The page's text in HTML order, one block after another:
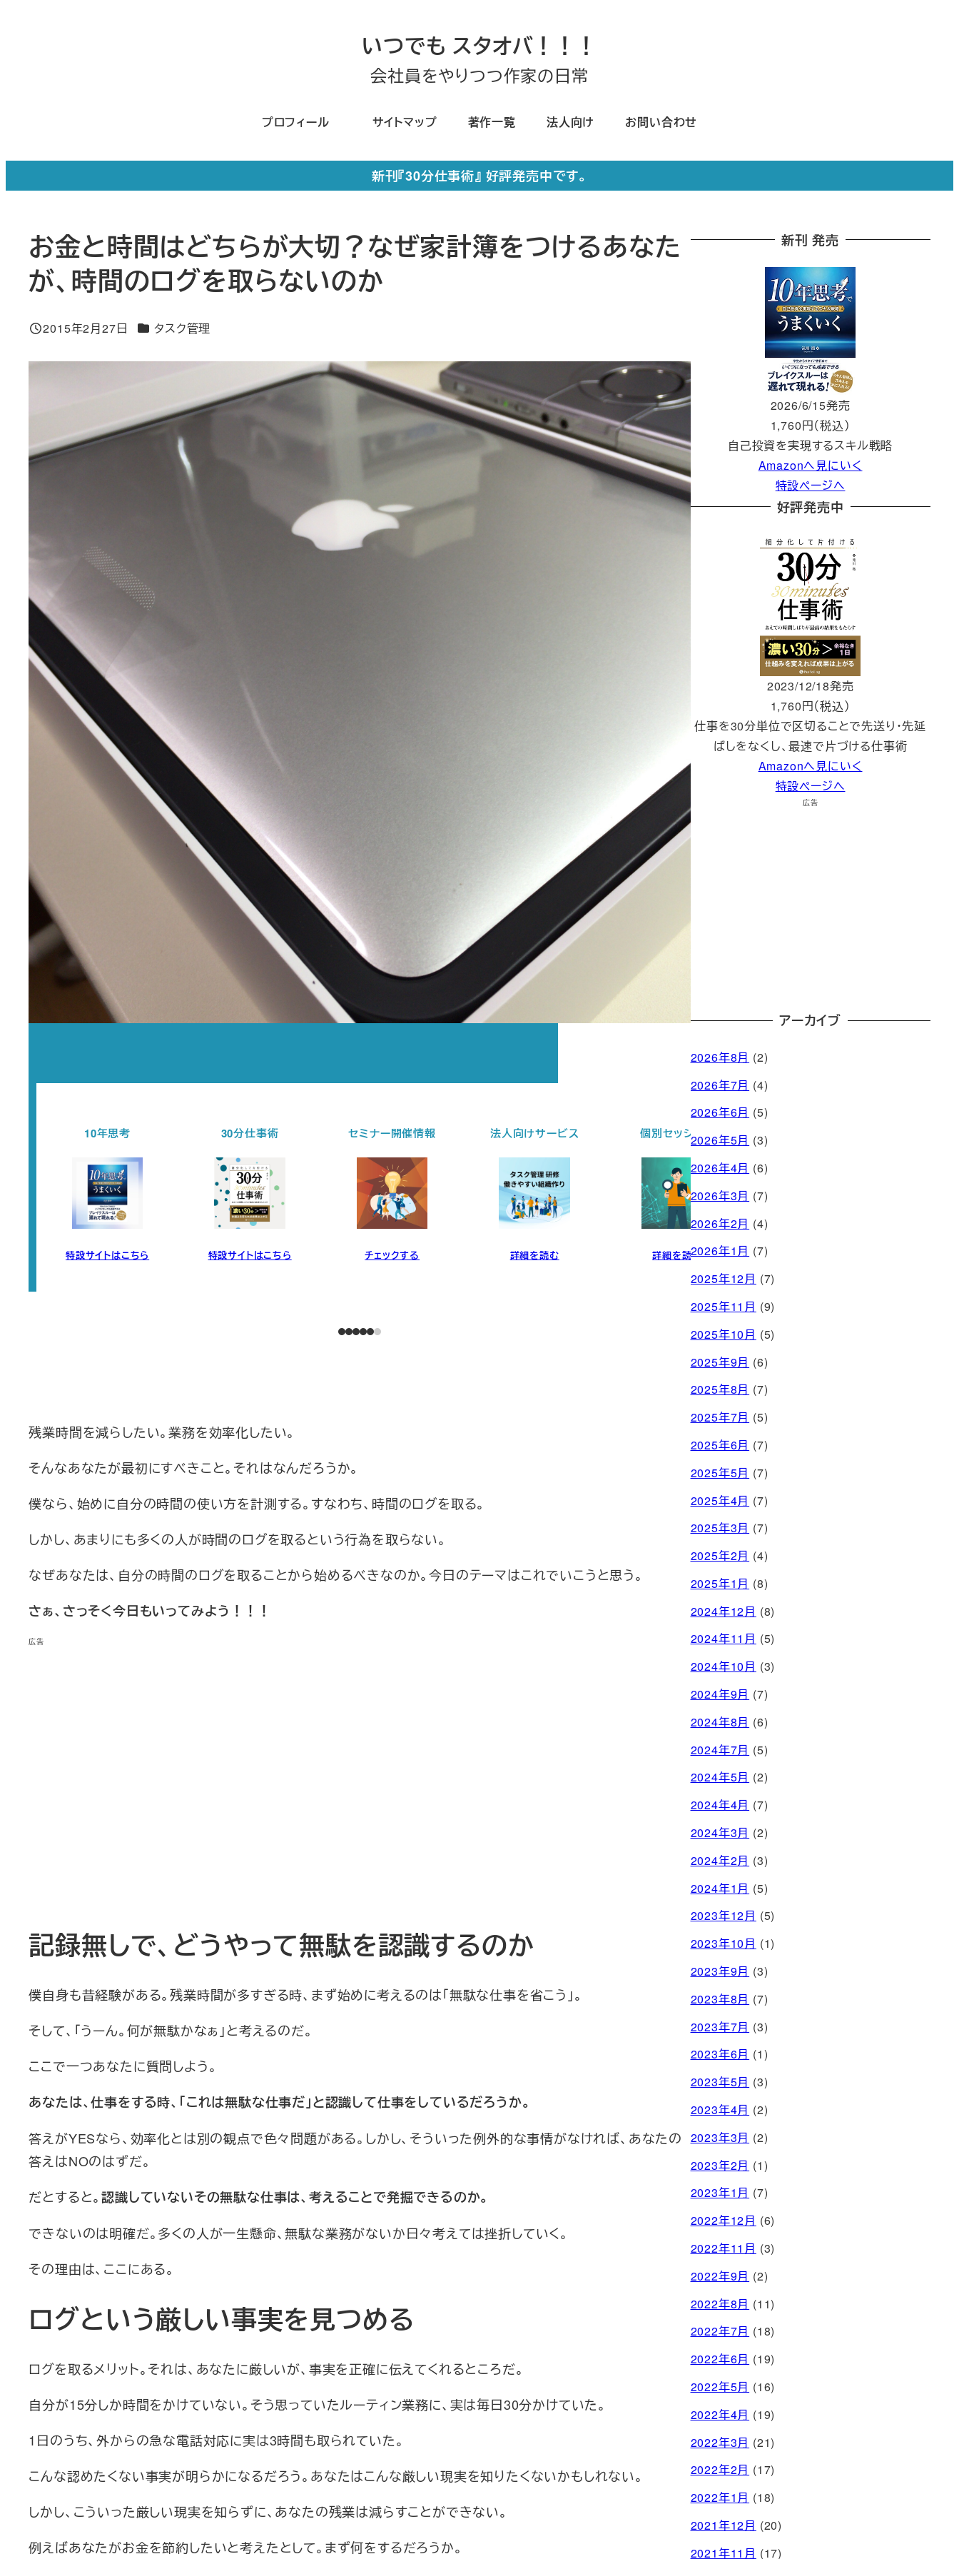
いつでも スタオバ！！！
会社員をやりつつ作家の日常
プロフィール サイトマップ 著作一覧 法人向け お問い合わせ
新刊『30分仕事術』 好評発売中です。
お金と時間はどちらが大切？なぜ家計簿をつけるあなた
が、時間のログを取らないのか
投稿日
2015年2月27日 カテゴリー
タスク管理
30分仕事術
特設サイトはこちら
セミナー開催情報
チェックする
法人向けサービス
詳細を読む
個別セッション
詳細を読む
お問い合わせ
問い合わせる
残業時間を減らしたい。業務を効率化したい。
そんなあなたが最初にすべきこと。それはなんだろうか。
僕なら、始めに自分の時間の使い方を計測する。すなわち、時間のログを取る。
しかし、あまりにも多くの人が時間のログを取るという行為を取らない。
なぜあなたは、自分の時間のログを取ることから始めるべきなのか。今日のテーマはこれでいこうと思う。
さぁ、さっそく今日もいってみよう！！！
広告
記録無しで、どうやって無駄を認識するのか
僕自身も昔経験がある。残業時間が多すぎる時、まず始めに考えるのは「無駄な仕事を省こう」。
そして、「うーん。何が無駄かなぁ」と考えるのだ。
ここで一つあなたに質問しよう。
あなたは、仕事をする時、「これは無駄な仕事だ」と認識して仕事をしているだろうか。
答えがYESなら、効率化とは別の観点で色々問題がある。しかし、そういった例外的な事情がなければ、あなたの
答えはNOのはずだ。
だとすると。認識していないその無駄な仕事は、考えることで発掘できるのか。
できないのは明確だ。多くの人が一生懸命、無駄な業務がないか日々考えては挫折していく。
その理由は、ここにある。
ログという厳しい事実を見つめる
ログを取るメリット。それは、あなたに厳しいが、事実を正確に伝えてくれるところだ。
自分が15分しか時間をかけていない。そう思っていたルーティン業務に、実は毎日30分かけていた。
1日のうち、外からの急な電話対応に実は3時間も取られていた。
こんな認めたくない事実が明らかになるだろう。あなたはこんな厳しい現実を知りたくないかもしれない。
しかし、こういった厳しい現実を知らずに、あなたの残業は減らすことができない。
例えばあなたがお金を節約したいと考えたとして。まず何をするだろうか。
新刊 発売
2026/6/15発売
1,760円（税込）
自己投資を実現するスキル戦略
Amazonへ見にいく
特設ページへ
好評発売中
2023/12/18発売
1,760円（税込）
仕事を30分単位で区切ることで先送り・先延
ばしをなくし、最速で片づける仕事術
Amazonへ見にいく
特設ページへ
広告
アーカイブ
2026年8月 (2)
2026年7月 (4)
2026年6月 (5)
2026年5月 (3)
2026年4月 (6)
2026年3月 (7)
2026年2月 (4)
2026年1月 (7)
2025年12月 (7)
2025年11月 (9)
2025年10月 (5)
2025年9月 (6)
2025年8月 (7)
2025年7月 (5)
2025年6月 (7)
2025年5月 (7)
2025年4月 (7)
2025年3月 (7)
2025年2月 (4)
2025年1月 (8)
2024年12月 (8)
2024年11月 (5)
2024年10月 (3)
2024年9月 (7)
2024年8月 (6)
2024年7月 (5)
2024年5月 (2)
2024年4月 (7)
2024年3月 (2)
2024年2月 (3)
2024年1月 (5)
2023年12月 (5)
2023年10月 (1)
2023年9月 (3)
2023年8月 (7)
2023年7月 (3)
2023年6月 (1)
2023年5月 (3)
2023年4月 (2)
2023年3月 (2)
2023年2月 (1)
2023年1月 (7)
2022年12月 (6)
2022年11月 (3)
2022年9月 (2)
2022年8月 (11)
2022年7月 (18)
2022年6月 (19)
2022年5月 (16)
2022年4月 (19)
2022年3月 (21)
2022年2月 (17)
2022年1月 (18)
2021年12月 (20)
2021年11月 (17)